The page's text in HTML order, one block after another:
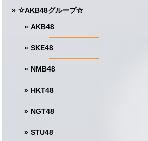
☆AKB48グループ☆
AKB48
SKE48
NMB48
HKT48
NGT48
STU48